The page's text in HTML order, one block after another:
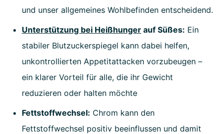
und unser allgemeines Wohlbefinden entscheidend.
Unterstützung bei Heißhunger auf Süßes: Ein
stabiler Blutzuckerspiegel kann dabei helfen,
unkontrollierten Appetitattacken vorzubeugen –
ein klarer Vorteil für alle, die ihr Gewicht
reduzieren oder halten möchte
Fettstoffwechsel: Chrom kann den
Fettstoffwechsel positiv beeinflussen und damit